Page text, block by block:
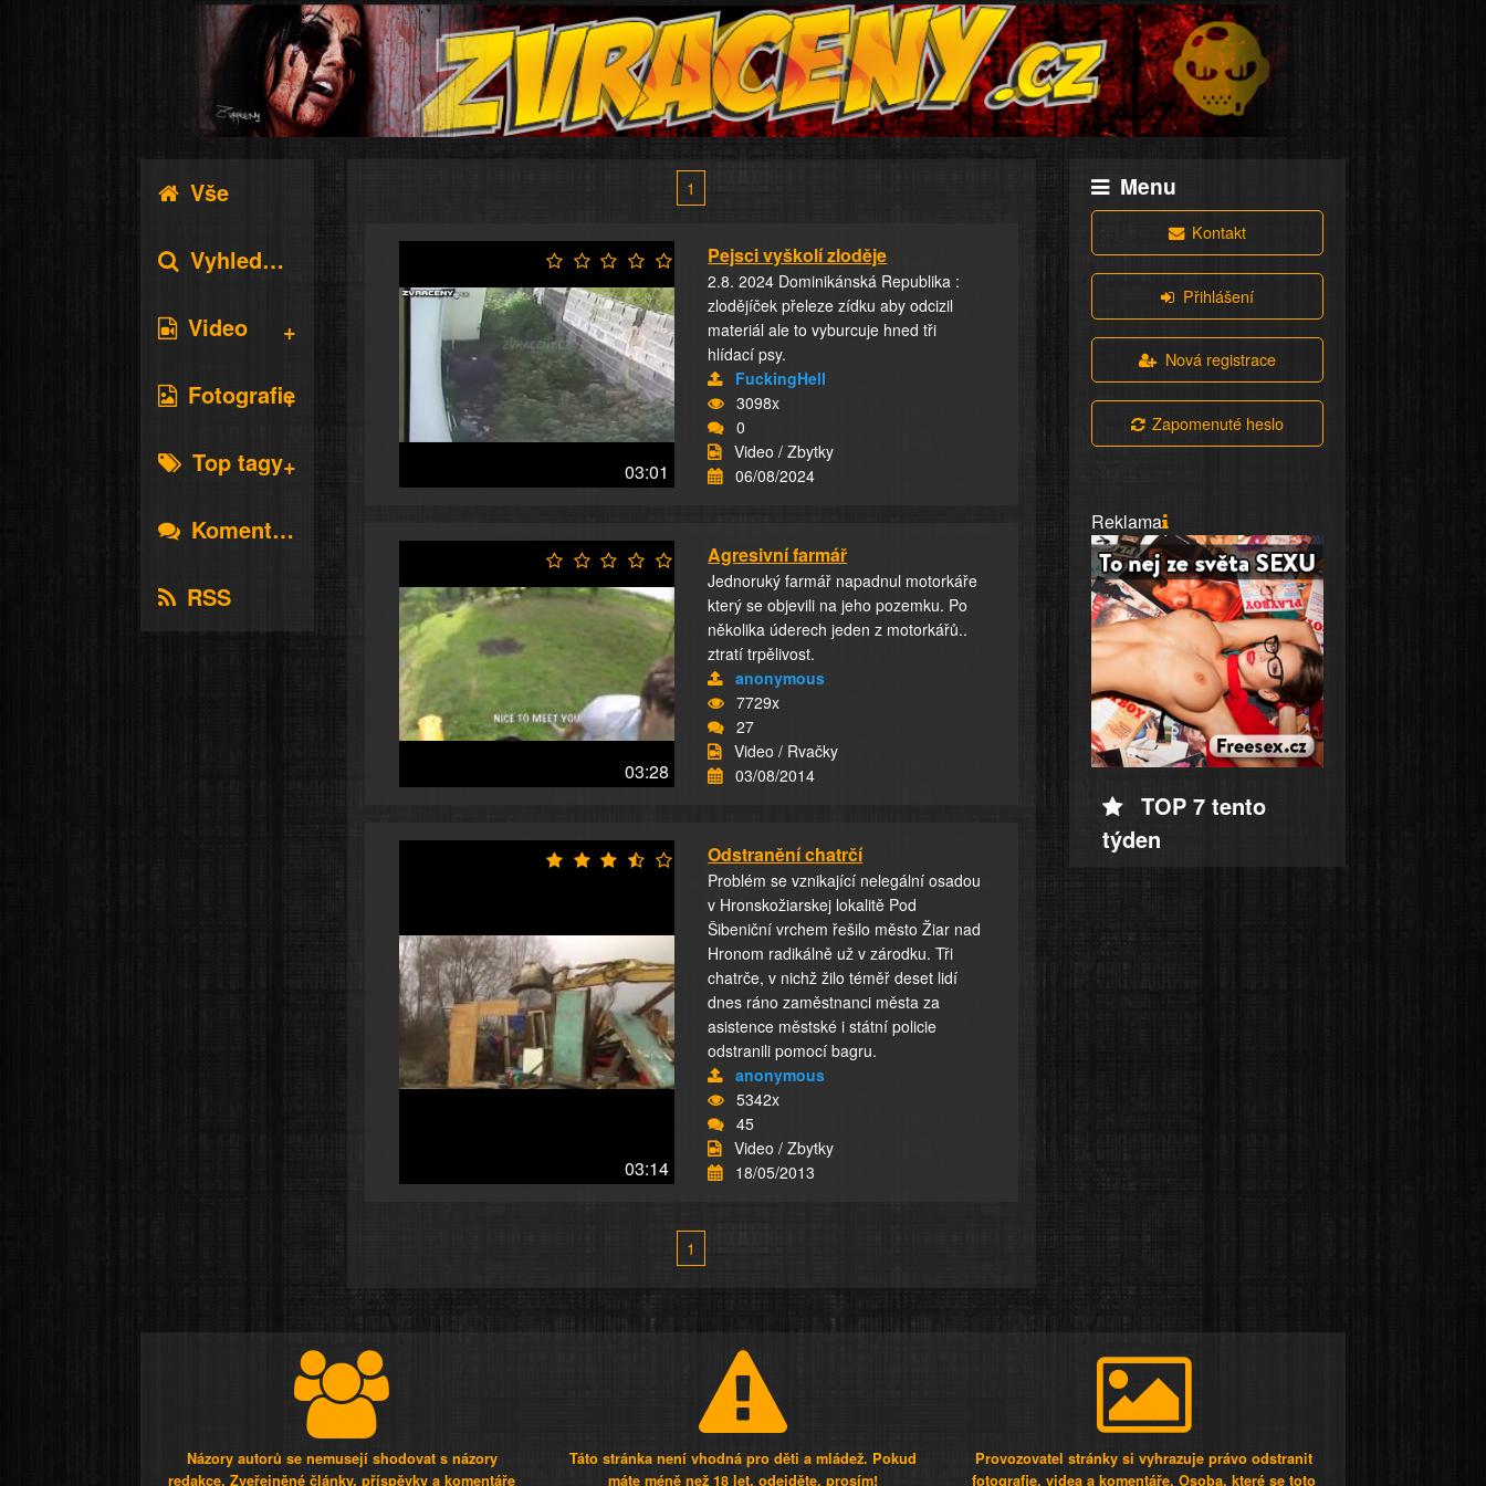
Vše
Vyhledávání
Video
Fotografie
Top tagy
Komentáře
RSS
1
03:01
Pejsci vyškolí zloděje
2.8. 2024 Dominikánská Republika :
zlodějíček přeleze zídku aby odcizil
materiál ale to vyburcuje hned tři
hlídací psy.
FuckingHell
3098x
0
Video / Zbytky
06/08/2024
03:28
Agresivní farmář
Jednoruký farmář napadnul motorkáře
který se objevili na jeho pozemku. Po
několika úderech jeden z motorkářů..
ztratí trpělivost.
anonymous
7729x
27
Video / Rvačky
03/08/2014
03:14
Odstranění chatrčí
Problém se vznikající nelegální osadou
v Hronskožiarskej lokalitě Pod
Šibeniční vrchem řešilo město Žiar nad
Hronom radikálně už v zárodku. Tři
chatrče, v nichž žilo téměř deset lidí
dnes ráno zaměstnanci města za
asistence městské i státní policie
odstranili pomocí bagru.
anonymous
5342x
45
Video / Zbytky
18/05/2013
1
Menu
Kontakt
Přihlášení
Nová registrace
Zapomenuté heslo
Reklama
TOP 7 tento
týden
Názory autorů se nemusejí shodovat s názory
redakce. Zveřejněné články, příspěvky a komentáře
Táto stránka není vhodná pro děti a mládež. Pokud
máte méně než 18 let, odejděte, prosím!
Provozovatel stránky si vyhrazuje právo odstranit
fotografie, videa a komentáře. Osoba, které se toto